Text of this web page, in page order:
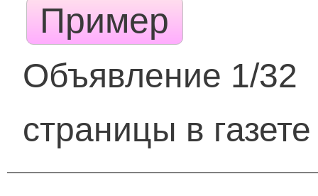
Пример
Объявление 1/32
страницы в газете